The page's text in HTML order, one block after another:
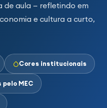
de aula — refletindo em
e cultura a curto,
Cores institucionais
MEC